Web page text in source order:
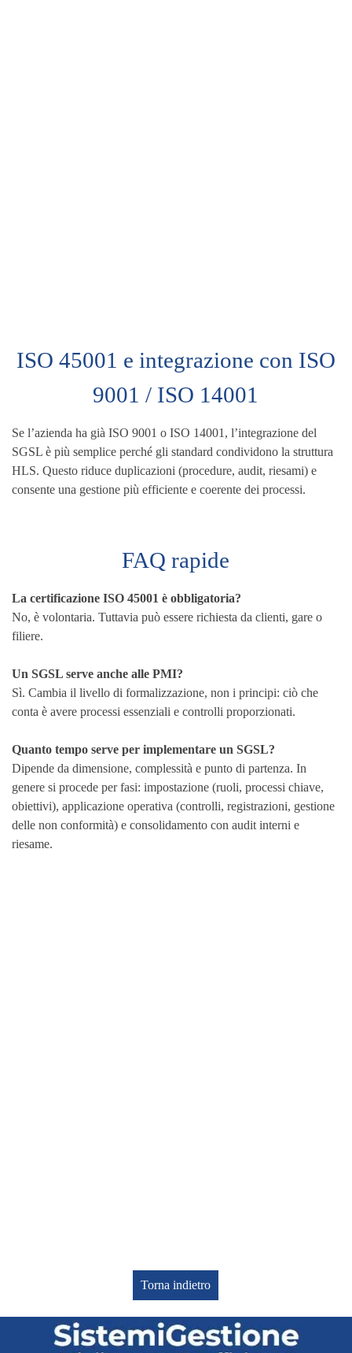
ISO 45001 e integrazione con ISO
9001 / ISO 14001
Se l’azienda ha già ISO 9001 o ISO 14001, l’integrazione del
SGSL è più semplice perché gli standard condividono la struttura
HLS. Questo riduce duplicazioni (procedure, audit, riesami) e
consente una gestione più efficiente e coerente dei processi.
FAQ rapide
La certificazione ISO 45001 è obbligatoria?
No, è volontaria. Tuttavia può essere richiesta da clienti, gare o
filiere.
Un SGSL serve anche alle PMI?
Sì. Cambia il livello di formalizzazione, non i principi: ciò che
conta è avere processi essenziali e controlli proporzionati.
Quanto tempo serve per implementare un SGSL?
Dipende da dimensione, complessità e punto di partenza. In
genere si procede per fasi: impostazione (ruoli, processi chiave,
obiettivi), applicazione operativa (controlli, registrazioni, gestione
delle non conformità) e consolidamento con audit interni e
riesame.